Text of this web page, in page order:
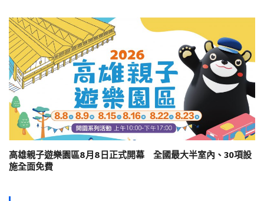
高雄親子遊樂園區8月8日正式開幕 全國最大半室內、30項設
施全面免費